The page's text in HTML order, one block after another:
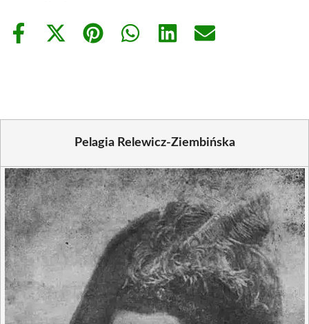
Share
Share
Share
Share
Share
Share
Pelagia Relewicz-Ziembińska